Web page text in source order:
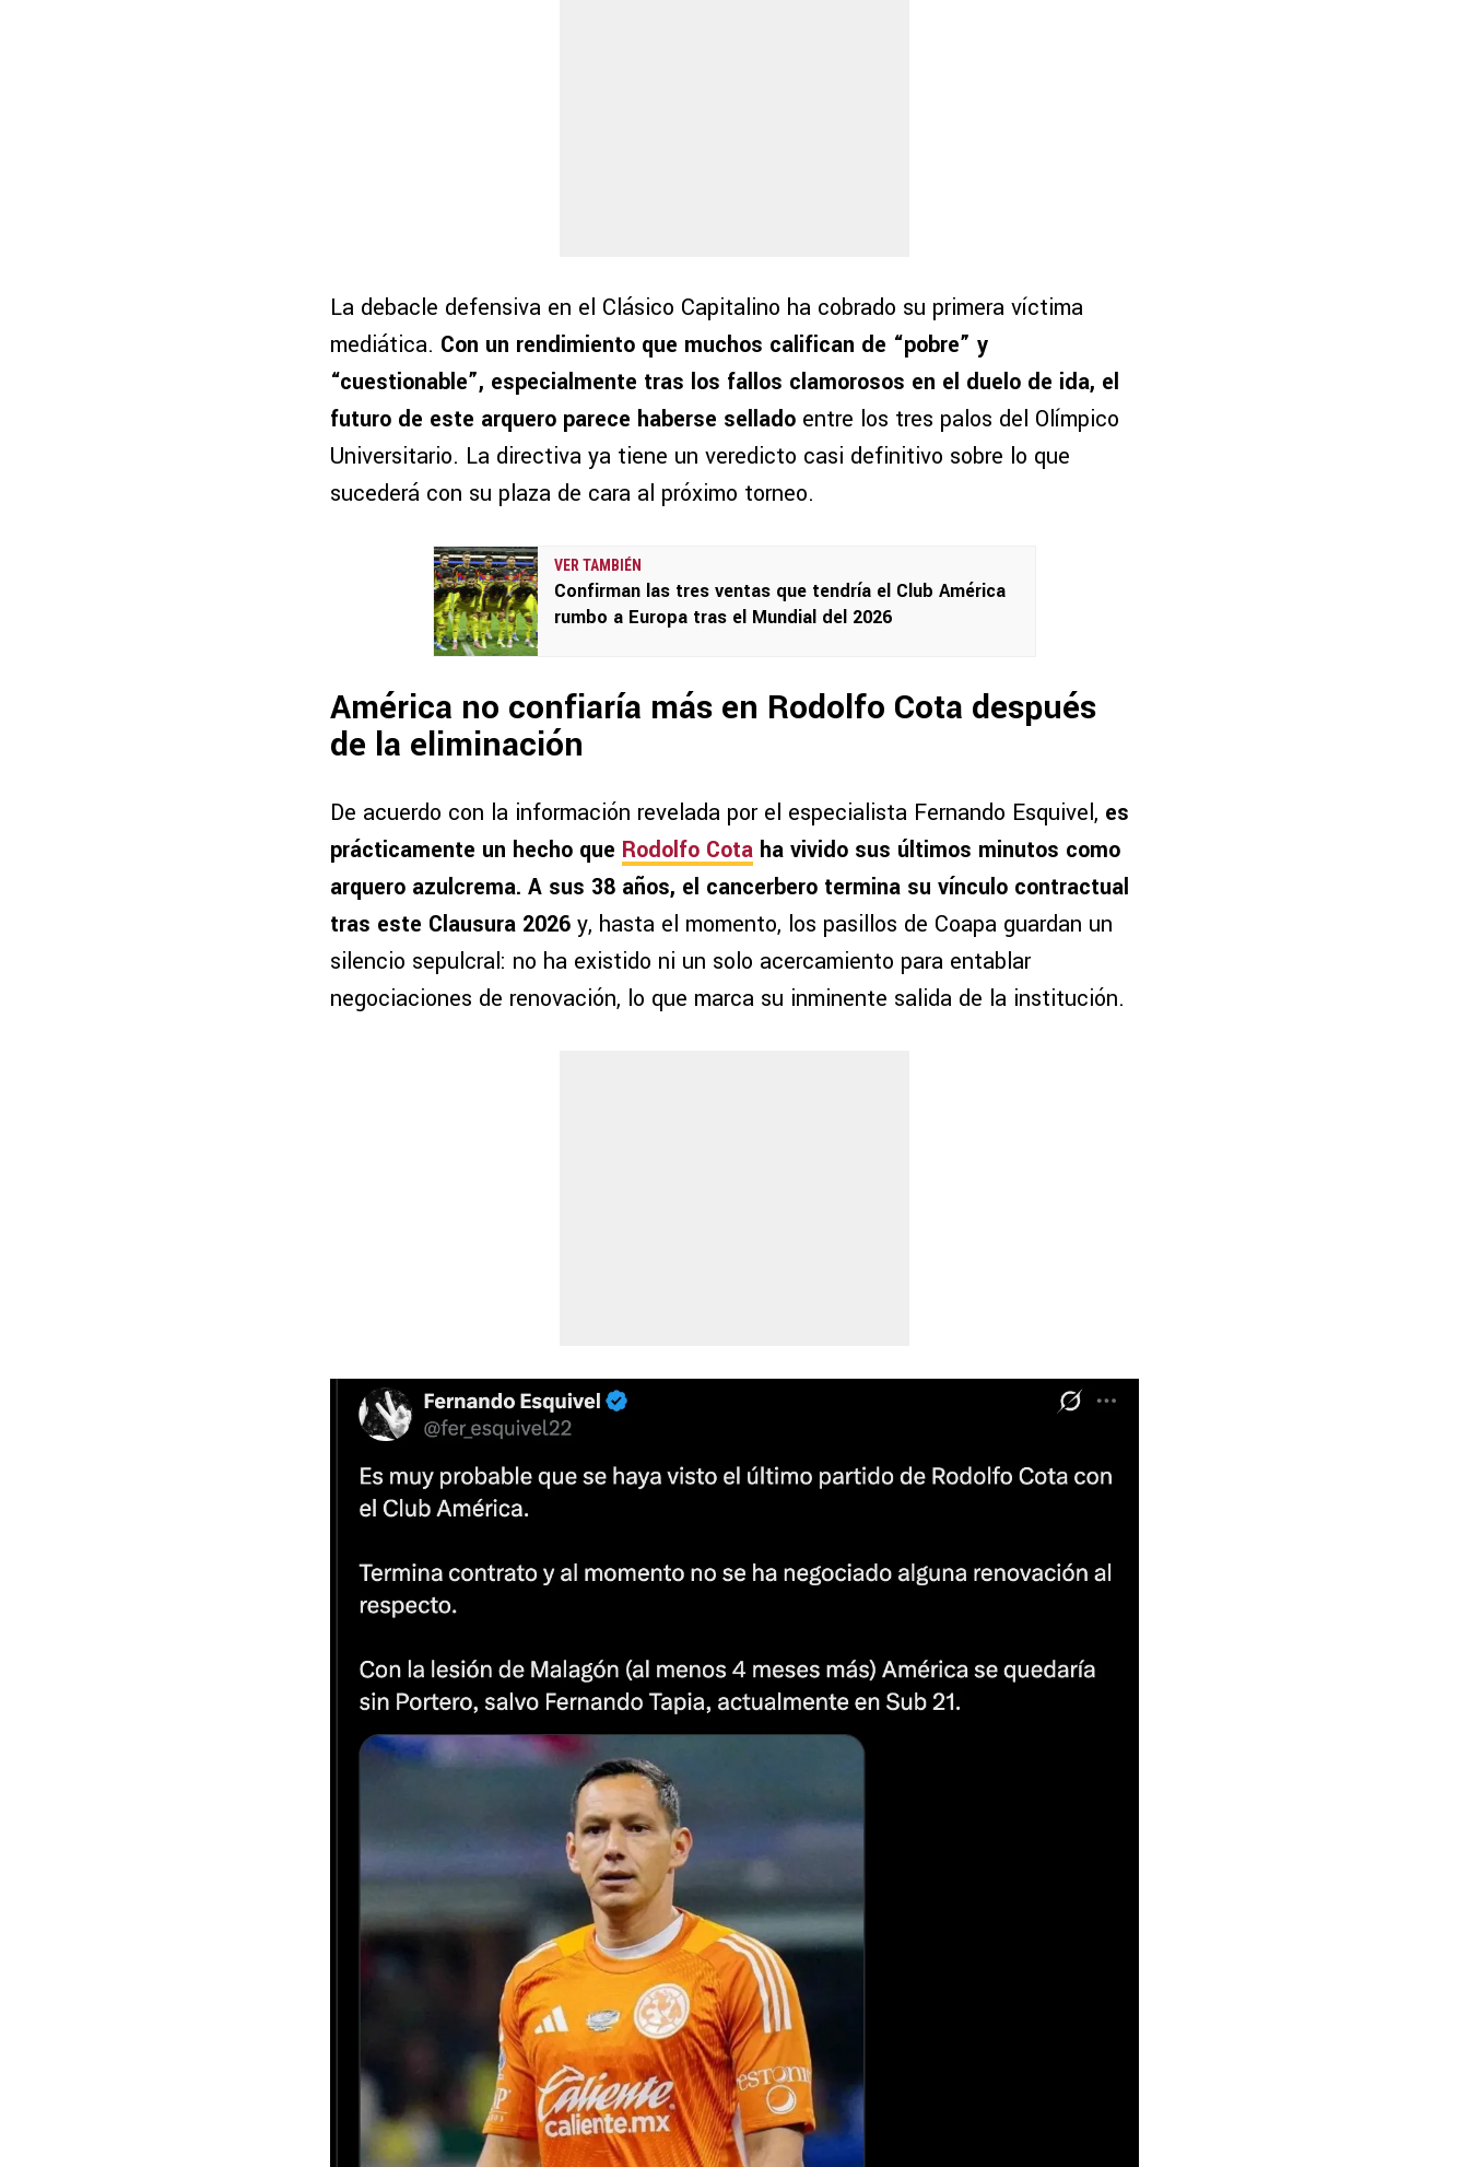
La debacle defensiva en el Clásico Capitalino ha cobrado su primera víctima
mediática. Con un rendimiento que muchos califican de “pobre” y
“cuestionable”, especialmente tras los fallos clamorosos en el duelo de ida, el
futuro de este arquero parece haberse sellado entre los tres palos del Olímpico
Universitario. La directiva ya tiene un veredicto casi definitivo sobre lo que
sucederá con su plaza de cara al próximo torneo.
VER TAMBIÉN
Confirman las tres ventas que tendría el Club América
rumbo a Europa tras el Mundial del 2026
América no confiaría más en Rodolfo Cota después
de la eliminación
De acuerdo con la información revelada por el especialista Fernando Esquivel, es
prácticamente un hecho que Rodolfo Cota ha vivido sus últimos minutos como
arquero azulcrema. A sus 38 años, el cancerbero termina su vínculo contractual
tras este Clausura 2026 y, hasta el momento, los pasillos de Coapa guardan un
silencio sepulcral: no ha existido ni un solo acercamiento para entablar
negociaciones de renovación, lo que marca su inminente salida de la institución.